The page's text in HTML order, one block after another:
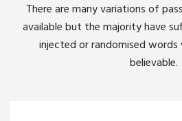
There are many variations of
available but the majority have
injected or randomised
believable.